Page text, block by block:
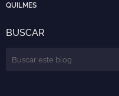
QUILMES
BUSCAR